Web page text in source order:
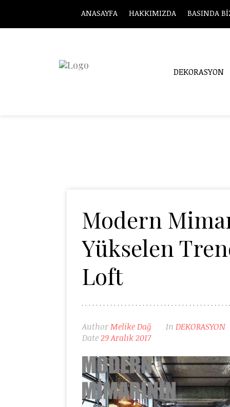
ANASAYFA HAKKIMIZDA BASINDA
DEKORASYON
Modern
Yükselen
Loft
AuthorMelike Dağ In DEKORASYON
Date29 Aralık 2017